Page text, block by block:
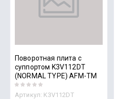
Поворотная плита с
суппортом K3V112DT
(NORMAL TYPE) AFM-TM
Артикул: K3V112DT